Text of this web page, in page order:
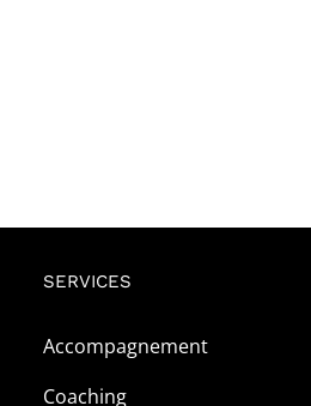
SERVICES
Accompagnement
Coaching